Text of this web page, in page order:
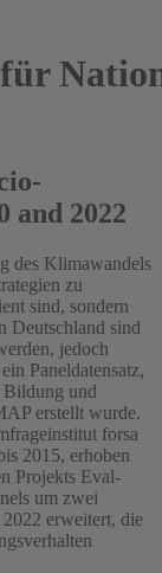
and 2022
des Klimawandels
zu
sind, sondern
Deutschland sind
jedoch
Paneldatensatz,
Bildung und
erstellt wurde.
forsa
2015, erhoben
Projekts Eval-
um zwei
erweitert, die